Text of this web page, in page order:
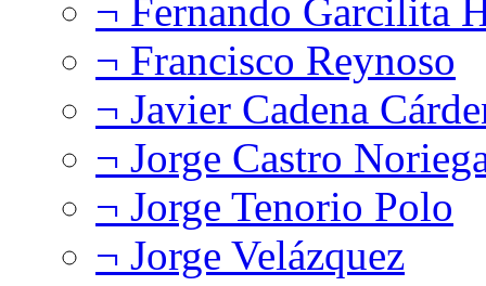
¬ Fernando Garcilita
¬ Francisco Reynoso
¬ Javier Cadena
¬ Jorge Castro
¬ Jorge Tenorio Polo
¬ Jorge Velázquez